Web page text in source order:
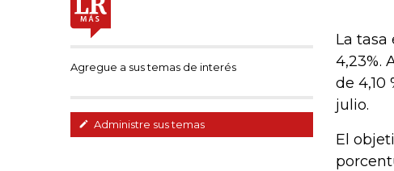
Agregue a sus temas de interés
Administre sus temas
La tasa
4,23%.
de 4,10
julio.
El